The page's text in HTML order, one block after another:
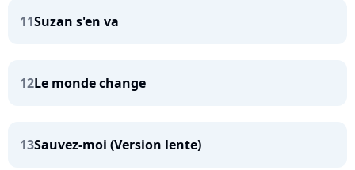
11Suzan s'en va
12Le monde change
13Sauvez-moi (Version lente)